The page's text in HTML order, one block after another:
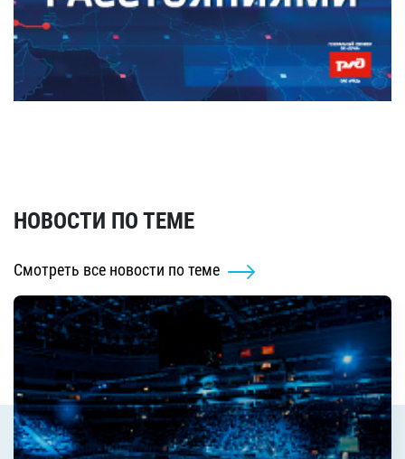
НОВОСТИ ПО ТЕМЕ
Смотреть все новости по теме